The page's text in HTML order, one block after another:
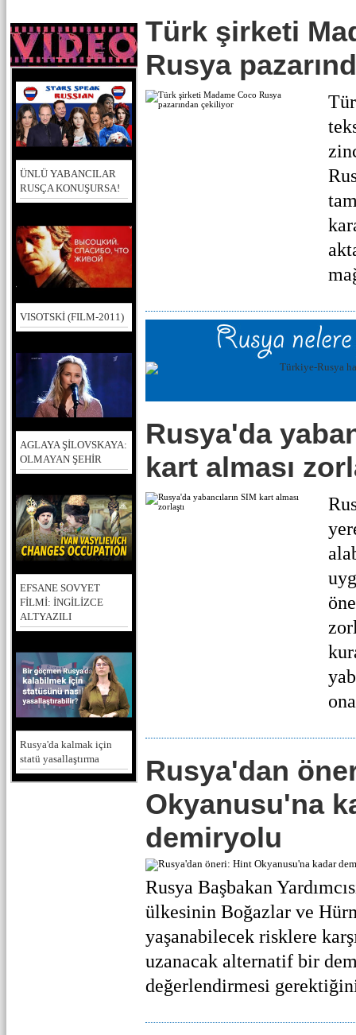
ÜNLÜ YABANCILAR
RUSÇA KONUŞURSA!
VISOTSKİ (FILM-2011)
AGLAYA ŞİLOVSKAYA:
OLMAYAN ŞEHİR
EFSANE SOVYET
FİLMİ: İNGİLİZCE
ALTYAZILI
Rusya'da kalmak için
statü yasallaştırma
Türk şirketi
Rusya
Rusya'da
kart alması
Rusya'dan
Okyanusu'na
demiryolu
Rusya Başbakan
ülkesinin Boğazlar ve
yaşanabilecek risklere
uzanacak alternatif bir
değerlendirmesi